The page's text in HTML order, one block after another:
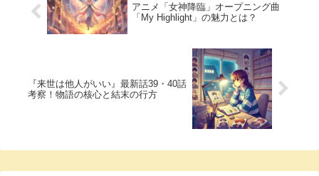
アニメ「女神降臨」オープニング曲
「My Highlight」の魅力とは？
『来世は他人がいい』最新話39・40話
考察！物語の核心と結末の行方